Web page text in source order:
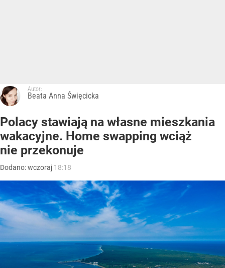
Autor:
Beata Anna Święcicka
Polacy stawiają na własne mieszkania
wakacyjne. Home swapping wciąż
nie przekonuje
Dodano:wczoraj 18:18